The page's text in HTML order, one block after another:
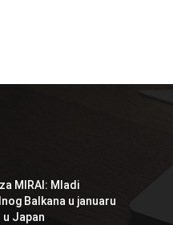
MIRAI: Mladi
Balkana u januaru
u Japan